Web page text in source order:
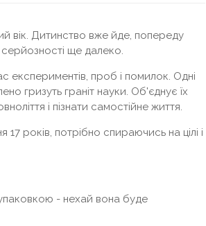
вік. Дитинство вже йде, попереду
серйозності ще далеко.
експериментів, проб і помилок. Одні
гризуть граніт науки. Об'єднує їх
і пізнати самостійне життя.
років, потрібно спираючись на цілі і
упаковкою - нехай вона буде